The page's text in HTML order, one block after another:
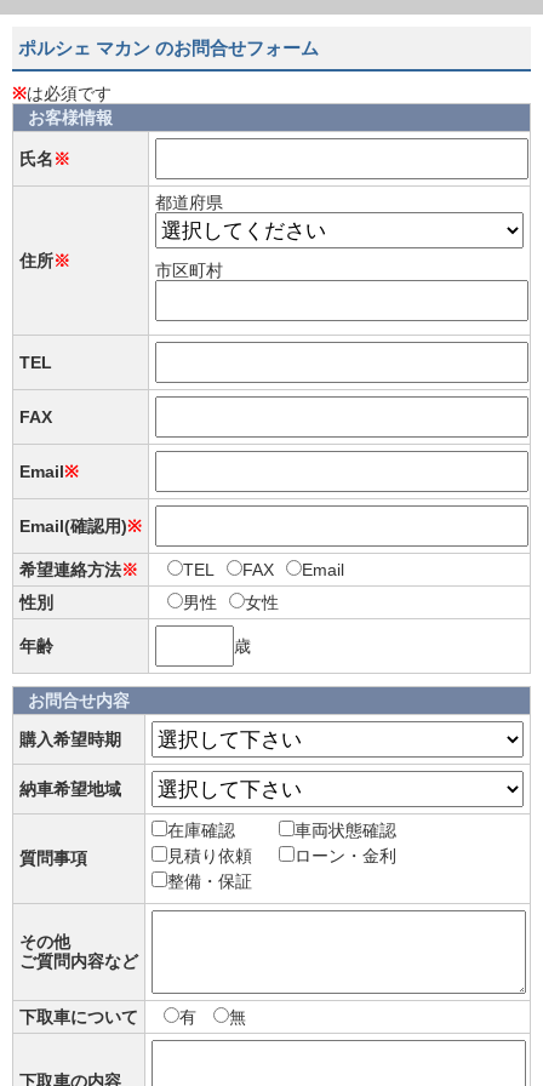
ポルシェ マカン のお問合せフォーム
※は必須です
お客様情報
氏名※
住所※
都道府県
市区町村
TEL
FAX
Email※
Email(確認用)※
希望連絡方法※ TEL FAX
Email
性別
男性 女性
年齢 歳
お問合せ内容
購入希望時期
納車希望地域
質問事項
在庫確認
車両状態確認
見積り依頼
ローン・金利
整備・保証
その他
ご質問内容など
下取車について 有 無
下取車の内容